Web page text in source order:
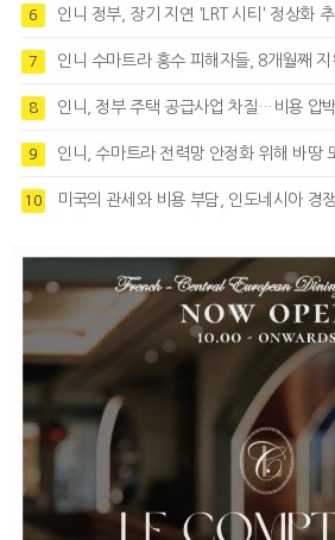
6 인니 정부, 장기 지연 'LRT 시티' 정상화 추
7 인니 수마트라 홍수 피해자들, 8개월째 지원
8 인니, 정부 주택 공급사업 차질…비용 압
9 인니, 수마트라 전력망 안정화 위해 바땅
10 미국의 관세와 비용 부담, 인도네시아 경